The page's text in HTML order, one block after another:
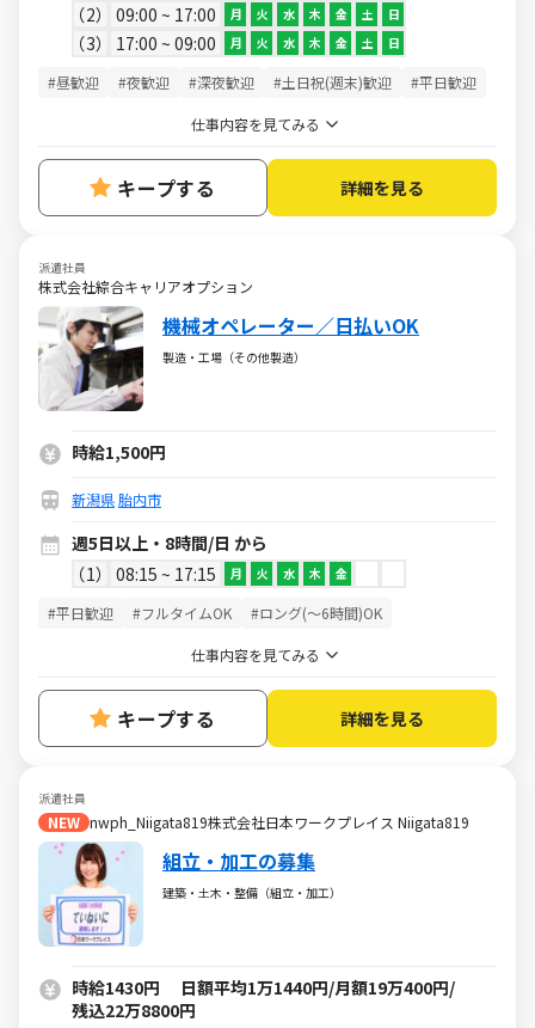
2 09:00 ~ 17:00 月 火 水 木 金 土 日
3 17:00 ~ 09:00 月 火 水 木 金 土 日
#昼歓迎 #夜歓迎 #深夜歓迎 #土日祝(週末)歓迎 #平日歓迎
仕事内容を見てみる
キープする 詳細を見る
派遣社員
株式会社綜合キャリアオプション
機械オペレーター／日払いOK
製造・工場（その他製造）
時給1,500円
新潟県胎内市
週5日以上・8時間/日 から
1
08:15 ~ 17:15 月 火 水 木 金
#平日歓迎 #フルタイムOK #ロング(～6時間)OK
仕事内容を見てみる
キープする 詳細を見る
派遣社員
NEW nwph_Niigata819株式会社日本ワークプレイス Niigata819
組立・加工の募集
建築・土木・整備（組立・加工）
時給1430円 日額平均1万1440円/月額19万400円/
残込22万8800円